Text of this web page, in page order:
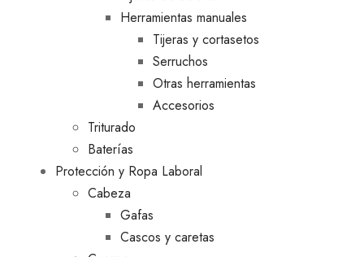
Herramientas manuales
Tijeras y cortasetos
Serruchos
Otras herramientas
Accesorios
Triturado
Baterías
Protección y Ropa Laboral
Cabeza
Gafas
Cascos y caretas